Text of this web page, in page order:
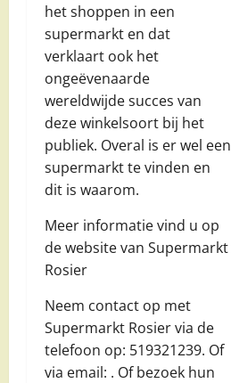
het shoppen in een
supermarkt en dat
verklaart ook het
ongeëvenaarde
wereldwijde succes van
deze winkelsoort bij het
publiek. Overal is er wel een
supermarkt te vinden en
dit is waarom.
Meer informatie vind u op
de website van Supermarkt
Rosier
Neem contact op met
Supermarkt Rosier via de
telefoon op: 519321239. Of
via email: . Of bezoek hun